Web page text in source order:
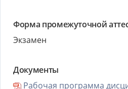
Форма промежуточной
Экзамен
Документы
Рабочая программа